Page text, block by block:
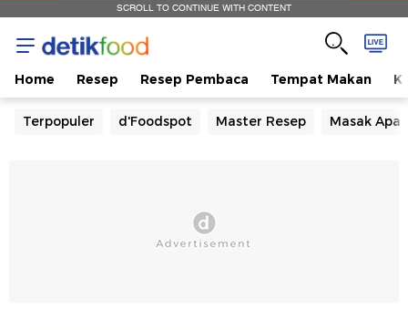
SCROLL TO CONTINUE WITH CONTENT
Home Resep Resep Pembaca Tempat Makan
Terpopuler d'Foodspot Master Resep Masak Apa